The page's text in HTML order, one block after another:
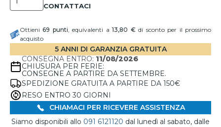
Ottieni69 punti, equivalenti a13,80 €di sconto per il prossimo
acquisto
5 ANNI DI GARANZIA GRATUITA
CONSEGNA ENTRO: 11/08/2026
CHIUSURA PER FERIE:
CONSEGNE A PARTIRE DA SETTEMBRE.
SPEDIZIONE GRATUITA A PARTIRE DA 150€
RESO ENTRO 30 GIORNI
CHIAMACI PER RICEVERE ASSISTENZA
Siamo disponibili allo 091 6121120 dal lunedì al sabato, dalle